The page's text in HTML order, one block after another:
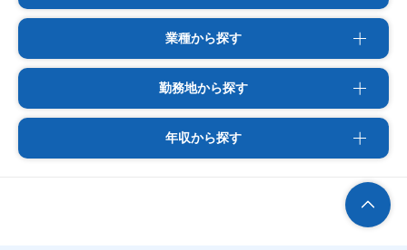
業種から探す
勤務地から探す
年収から探す